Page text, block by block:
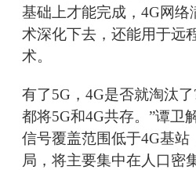
基础上才能完成，4G网络
术深化下去，还能用于远
术。
有了5G，4G是否就淘汰
都将5G和4G共存。”谭卫
信号覆盖范围低于4G基站
局，将主要集中在人口密